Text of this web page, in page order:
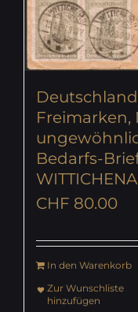
Freimarken,
Bedarfs-
CHF 80.00
In den Warenkorb
Zur Wunschliste
hinzufügen